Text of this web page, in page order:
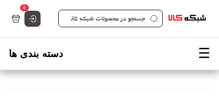
صفحه اصلی شبکه کالا - فروشگاه تخصصی قطعات شبکه
0تعداد